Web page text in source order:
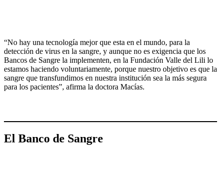
“No hay una tecnología mejor que esta en el mundo, para la
detección de virus en la sangre, y aunque no es exigencia que los
Bancos de Sangre la implementen, en la Fundación Valle del Lili lo
estamos haciendo voluntariamente, porque nuestro objetivo es que la
sangre que transfundimos en nuestra institución sea la más segura
para los pacientes”, afirma la doctora Macías.
El Banco de Sangre